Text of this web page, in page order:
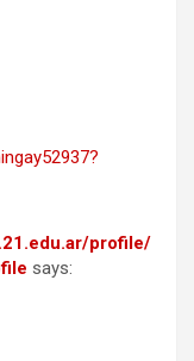
profile/
says: